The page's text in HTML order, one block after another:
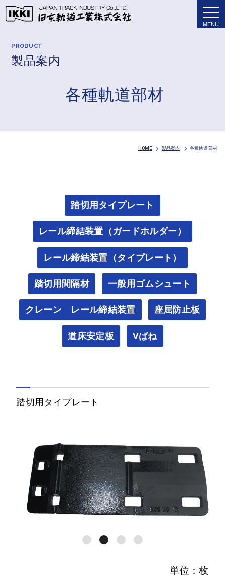
PRODUCT
製品案内
各種軌道部材
HOME 製品案内 各種軌道部材
踏切用タイプレート
レール締結装置（ガードホルダー）
レール締結装置（タイプレート）
踏切用間隔材 一般用ゴムシュート
クレーン レール締結装置 座屈防止板
道床安定板 Vばね
踏切用タイプレート
単位：枚